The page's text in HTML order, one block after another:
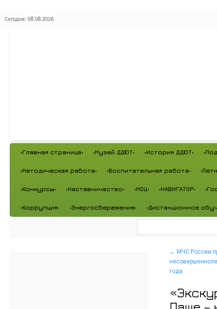
Сегодня: 08.08.2026
•Главная страница• •Музей ДДЮТ• •История ДДЮТ•
•Методическая работа• •Воспитательная работа•
•Конкурсы• •Наставничество• •МОЦ• •НАВИГАТОР•
•Коррупция• •Энергосбережение• •Дистанционное
← МЧС России
года